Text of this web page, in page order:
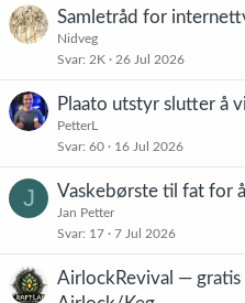
Samletråd for
Nidveg
Svar 2K 26 Jul 2026
Plaato utstyr slutter å
PetterL
Svar 60 16 Jul 2026
J Vaskebørste til fat for
Jan Petter
Svar 17 7 Jul 2026
AirlockRevival —